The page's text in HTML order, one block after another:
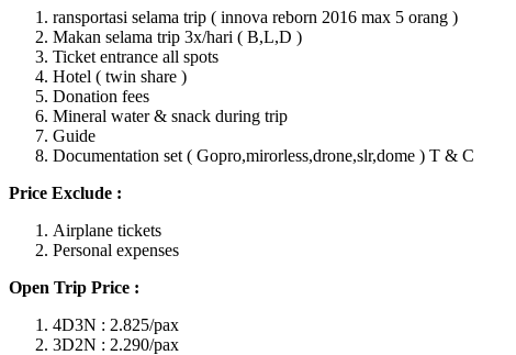
ransportasi selama trip ( innova reborn 2016 max 5 orang )
Makan selama trip 3x/hari ( B,L,D )
Ticket entrance all spots
Hotel ( twin share )
Donation fees
Mineral water & snack during trip
Guide
Documentation set ( Gopro,mirorless,drone,slr,dome ) T & C
Price Exclude :
Airplane tickets
Personal expenses
Open Trip Price :
4D3N : 2.825/pax
3D2N : 2.290/pax